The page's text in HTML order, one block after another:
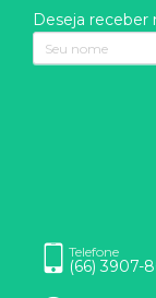
Deseja receber
Telefone
(66) 3907-
Eles são usados
em entendi ou